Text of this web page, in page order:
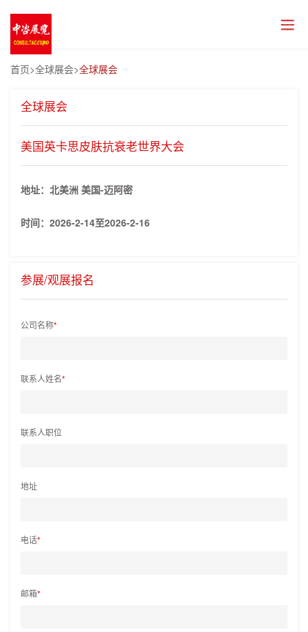
首页>全球展会>全球展会
全球展会
美国英卡思皮肤抗衰老世界大会
地址：北美洲 美国-迈阿密
时间： 2026-2-14至2026-2-16
参展/观展报名
公司名称*
联系人姓名*
联系人职位
地址
电话*
邮箱*